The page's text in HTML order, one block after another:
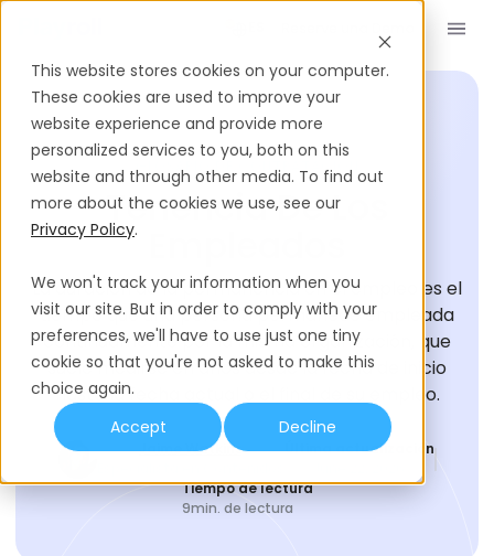
This website stores cookies on your computer.
These cookies are used to improve your
website experience and provide more
personalized services to you, both on this
website and through other media. To find out
more about the cookies we use, see our
Privacy Policy.
We won't track your information when you
visit our site. But in order to comply with your
preferences, we'll have to use just one tiny
cookie so that you're not asked to make this
choice again.
Accept
Decline
GLOSARIO DE CONTRATACIÓN
Tenencia De Los
La duración de la permanencia en el empleo es el
tiempo que una persona permanece empleada
continuamente por la misma organización, que
suele medirse en años desde la fecha de inicio
hasta la fecha actual o el final de su empleo.
Jaime Watkins
Última actualización
Tiempo de lectura
9min. de lectura